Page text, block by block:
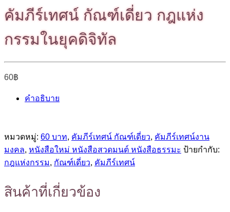
คัมภีร์เทศน์ กัณฑ์เดี่ยว กฎแห่ง
กรรมในยุคดิจิทัล
60฿
คำอธิบาย
หมวดหมู่: 60 บาท, คัมภีร์เทศน์ กัณฑ์เดี่ยว, คัมภีร์เทศน์งาน
มงคล, หนังสือใหม่ หนังสือสวดมนต์ หนังสือธรรมะ ป้ายกำกับ:
กฎแห่งกรรม, กัณฑ์เดี่ยว, คัมภีร์เทศน์
สินค้าที่เกี่ยวข้อง